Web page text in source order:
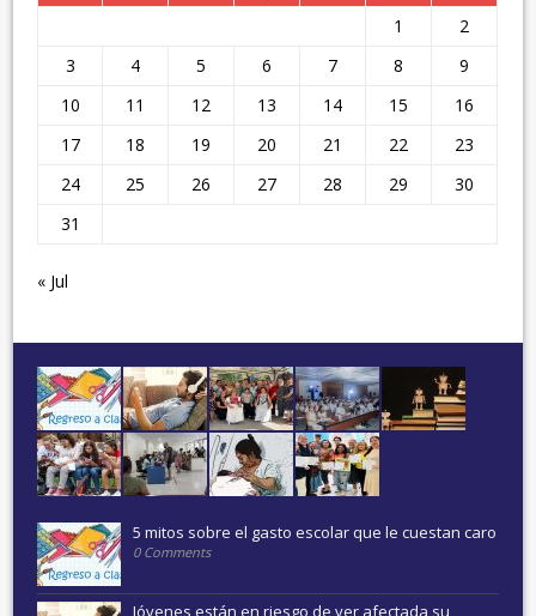
1
2
3
4 5 6 7 8
9
10
11 12 13 14 15
16
17
18 19 20 21 22
23
24
25 26 27 28 29
30
31
« Jul
5 mitos sobre el gasto escolar que le cuestan caro
0 Comments
Jóvenes están en riesgo de ver afectada su